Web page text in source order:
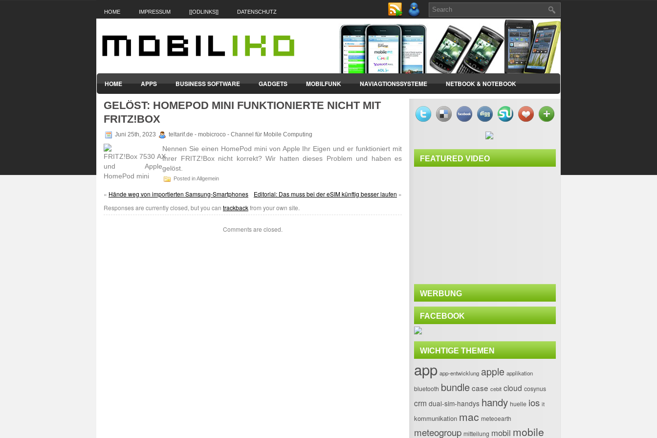
HOME IMPRESSUM [[ODLINKS]] DATENSCHUTZ
HOME APPS BUSINESS SOFTWARE GADGETS MOBILFUNK NAVIAGTIONSSYSTEME NETBOOK & NOTEBOOK
SMARTPHONES & HANDYS TABLET-PCS VERTRÄGE & TARIFE
GELÖST: HOMEPOD MINI FUNKTIONIERTE NICHT MIT
FRITZ!BOX
Juni 25th, 2023 teltarif.de - mobicroco - Channel für Mobile Computing
Nennen Sie einen HomePod mini von Apple Ihr Eigen und er funk­tio­niert mit
Ihrer FRITZ!Box nicht korrekt? Wir hatten dieses Problem und haben es
gelöst.
Posted in Allgemein
« Hände weg von importierten Samsung-Smartphones Editorial: Das muss bei der eSIM künftig besser laufen »
Responses are currently closed, but you can trackbackfrom your own site.
Comments are closed.
FEATURED VIDEO
WERBUNG
FACEBOOK
WICHTIGE THEMEN
app app-entwicklung apple applikation
bluetooth bundlecase cebit cloud cosynus
crm dual-sim-handys handy huelle ios it
kommunikation mac meteoearth
meteogroup mitteilung mobil mobile